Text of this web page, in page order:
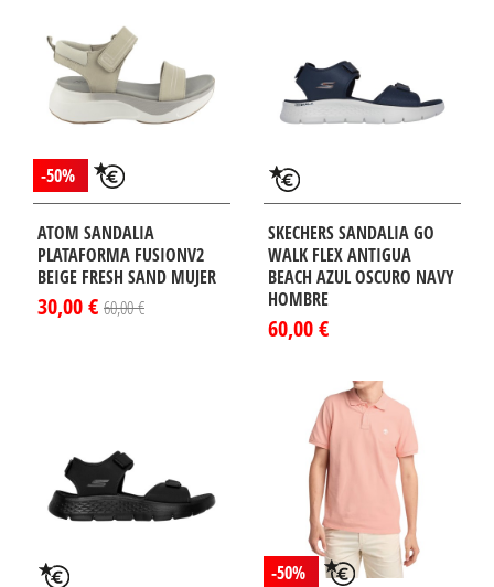
-50%
ATOM SANDALIA
PLATAFORMA FUSIONV2
BEIGE FRESH SAND MUJER
30,00 € 60,00 €
SKECHERS SANDALIA GO
WALK FLEX ANTIGUA
BEACH AZUL OSCURO NAVY
HOMBRE
60,00 €
-50%